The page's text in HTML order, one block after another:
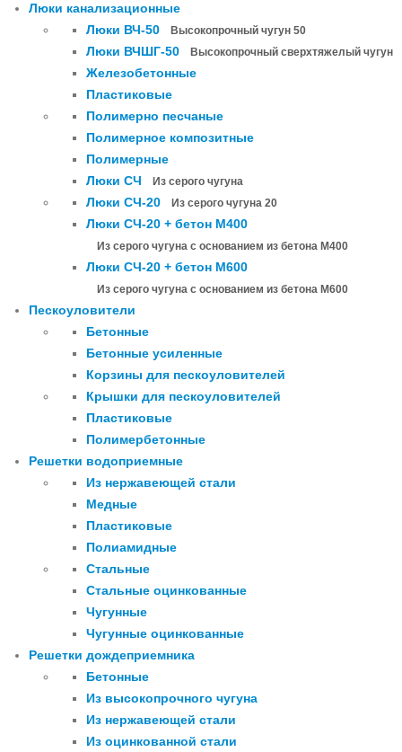
Люки канализационные
Люки ВЧ-50
Высокопрочный чугун 50
Люки ВЧШГ-50 Высокопрочный сверхтяжелый чугун
Железобетонные
Пластиковые
Полимерно песчаные
Полимерное композитные
Полимерные
Люки СЧ
Из серого чугуна
Люки СЧ-20 Из серого чугуна 20
Люки СЧ-20 + бетон М400
Из серого чугуна с основанием из бетона М400
Люки СЧ-20 + бетон М600
Из серого чугуна с основанием из бетона М600
Пескоуловители
Бетонные
Бетонные усиленные
Корзины для пескоуловителей
Крышки для пескоуловителей
Пластиковые
Полимербетонные
Решетки водоприемные
Из нержавеющей стали
Медные
Пластиковые
Полиамидные
Стальные
Стальные оцинкованные
Чугунные
Чугунные оцинкованные
Решетки дождеприемника
Бетонные
Из высокопрочного чугуна
Из нержавеющей стали
Из оцинкованной стали